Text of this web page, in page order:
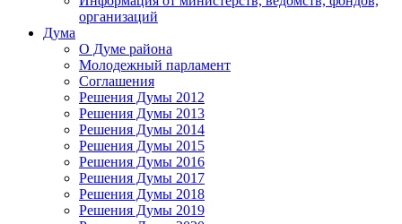
организаций
Дума
О Думе района
Молодежный парламент
Соглашения
Решения Думы 2012
Решения Думы 2013
Решения Думы 2014
Решения Думы 2015
Решения Думы 2016
Решения Думы 2017
Решения Думы 2018
Решения Думы 2019